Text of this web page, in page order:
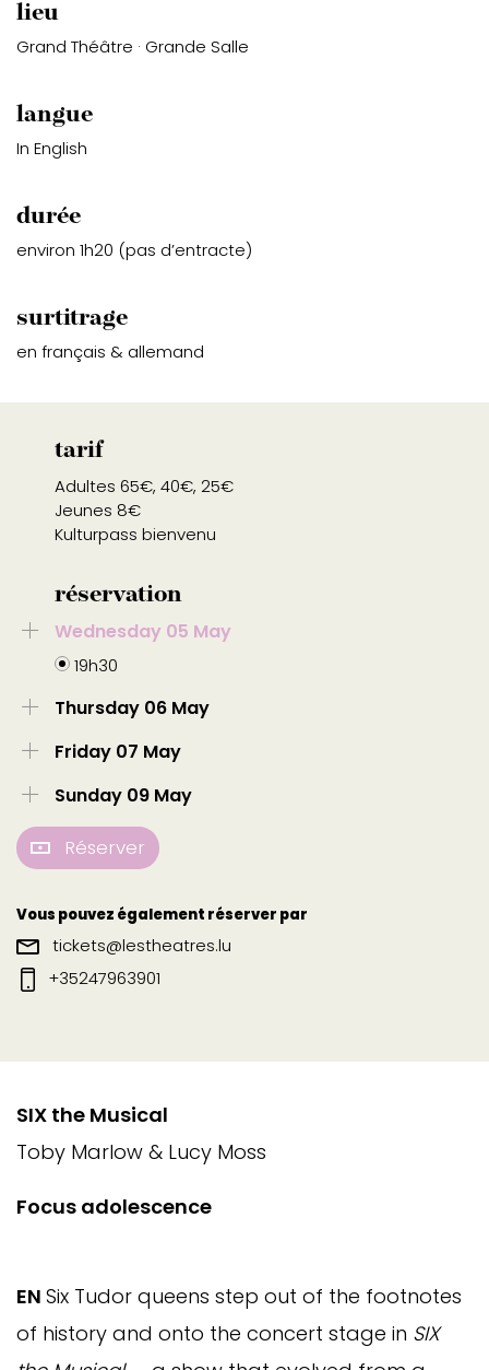
lieu
Grand Théâtre · Grande Salle
langue
In English
durée
environ 1h20 (pas d’entracte)
surtitrage
en français & allemand
tarif
Adultes 65€, 40€, 25€
Jeunes 8€
Kulturpass bienvenu
réservation
Wednesday 05 May
19h30
Thursday 06 May
Friday 07 May
Sunday 09 May
Réserver
Vous pouvez également réserver par
tickets@lestheatres.lu
+35247963901
SIX the Musical
Toby Marlow & Lucy Moss
Focus adolescence
EN Six Tudor queens step out of the footnotes
of history and onto the concert stage in SIX